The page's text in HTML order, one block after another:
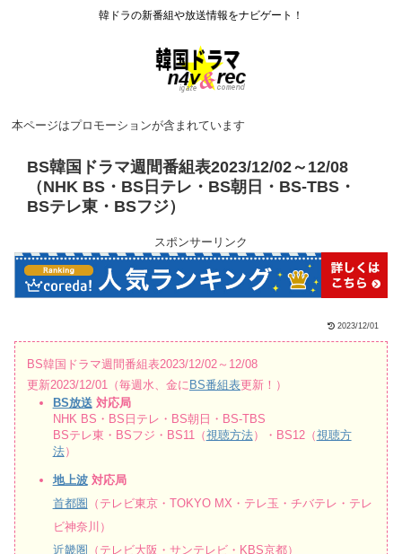
韓ドラの新番組や放送情報をナビゲート！
本ページはプロモーションが含まれています
BS韓国ドラマ週間番組表2023/12/02～12/08
（NHK BS・BS日テレ・BS朝日・BS-TBS・
BSテレ東・BSフジ）
スポンサーリンク
2023/12/01
BS韓国ドラマ週間番組表2023/12/02～12/08
更新2023/12/01（毎週水、金に BS番組表更新！）
BS放送 対応局
NHK BS・BS日テレ・BS朝日・BS-TBS
BSテレ東・BSフジ・BS11（視聴方法）・BS12（視聴方
法）
地上波対応局
首都圏 （テレビ東京・TOKYO MX・テレ玉・チバテレ・テレ
ビ神奈川）
近畿圏 （テレビ大阪・サンテレビ・KBS京都）